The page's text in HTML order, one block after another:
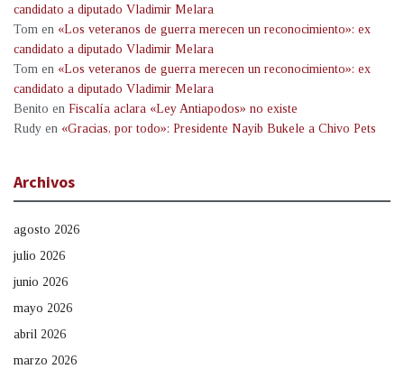
candidato a diputado Vladimir Melara
Tom en «Los veteranos de guerra merecen un reconocimiento»: ex
candidato a diputado Vladimir Melara
Tom en «Los veteranos de guerra merecen un reconocimiento»: ex
candidato a diputado Vladimir Melara
Benito en Fiscalía aclara «Ley Antiapodos» no existe
Rudy en «Gracias, por todo»: Presidente Nayib Bukele a Chivo Pets
Archivos
agosto 2026
julio 2026
junio 2026
mayo 2026
abril 2026
marzo 2026